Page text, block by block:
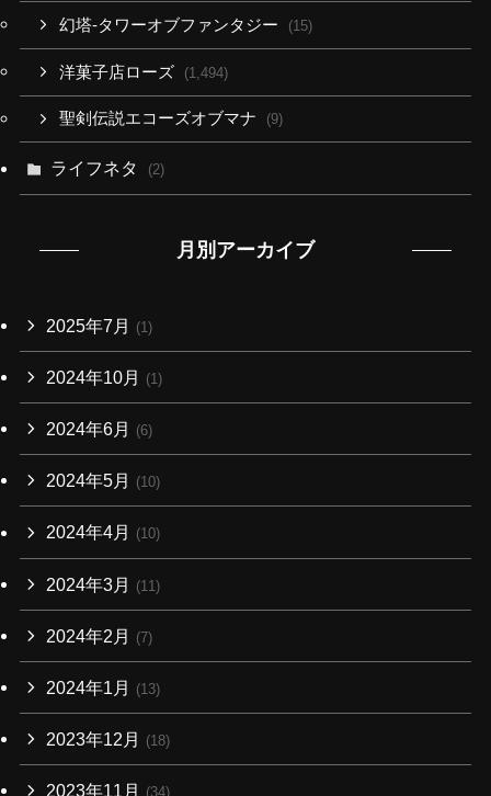
幻塔-タワーオブファンタジー (15)
洋菓子店ローズ (1,494)
聖剣伝説エコーズオブマナ (9)
ライフネタ (2)
月別アーカイブ
2025年7月 (1)
2024年10月 (1)
2024年6月 (6)
2024年5月 (10)
2024年4月 (10)
2024年3月 (11)
2024年2月 (7)
2024年1月 (13)
2023年12月 (18)
2023年11月 (34)